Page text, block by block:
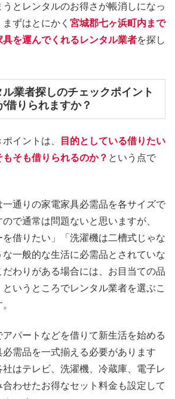
とレンタルのお得さが帳消しになっ
ずはとにかく 宮城郡七ヶ浜町内まで
を運んでくれるレンタル業者を探し
業者探しのチェックポイント
りられますか？
イントは、
目的としている借りたい
そも借りられるのか？ という点で
一通りの家電家具必需品を各サイズで
で通常は問題ないと思いますが、
を借りたい」「洗濯機は二槽式じゃな
一般的な生活に必需品とされていな
わりがある場合には、お目当ての品
いうところでレンタル業者を選ぶこ
パートなどを借りて新生活を始める
需品を一式揃える必要があります
はテレビ、洗濯機、冷蔵庫、電子レ
わせたお得なセット料金も設定して